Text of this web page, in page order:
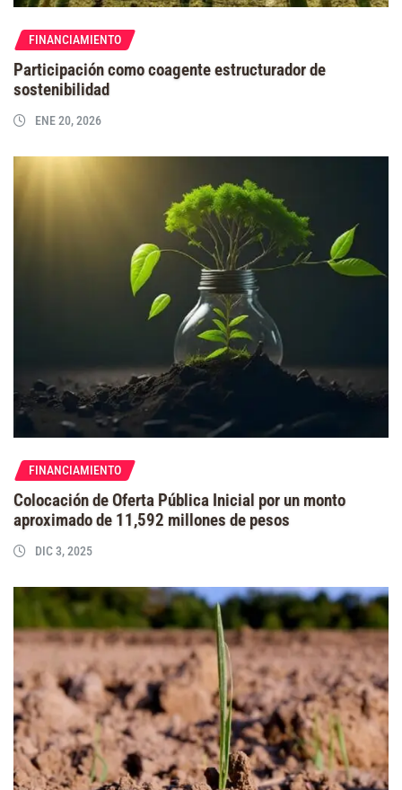
FINANCIAMIENTO
Participación como coagente estructurador de
sostenibilidad
ENE 20, 2026
FINANCIAMIENTO
Colocación de Oferta Pública Inicial por un monto
aproximado de 11,592 millones de pesos
DIC 3, 2025